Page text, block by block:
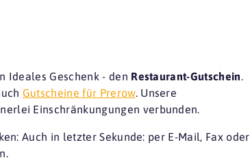
Ideales Geschenk - den Restaurant-Gutschein
Gutscheine für Prerow. Unsere
Einschränkungungen verbunden.
Auch in letzter Sekunde: per E-Mail, Fax oder